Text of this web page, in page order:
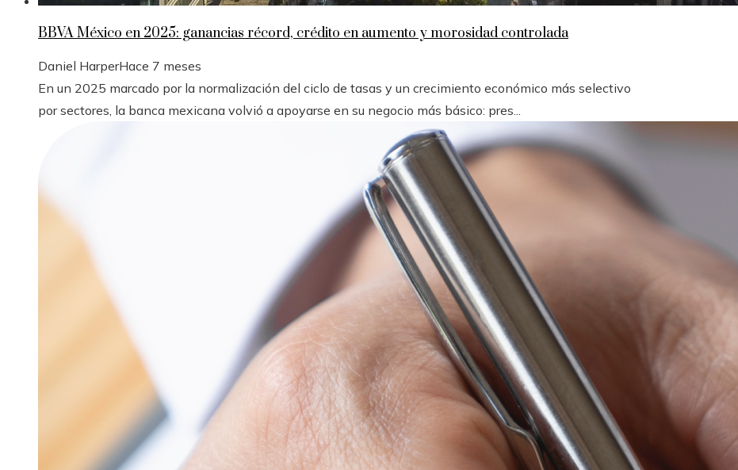
BBVA México en 2025: ganancias récord, crédito en aumento y morosidad controlada
Daniel HarperHace 7 meses
En un 2025 marcado por la normalización del ciclo de tasas y un crecimiento económico más selectivo
por sectores, la banca mexicana volvió a apoyarse en su negocio más básico: pres...